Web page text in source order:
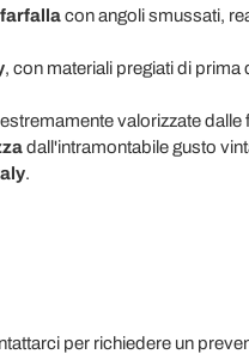
con angoli smussati,
, con materiali pregiati di prima
valorizzate dalle
dall'intramontabile gusto
.
per richiedere un